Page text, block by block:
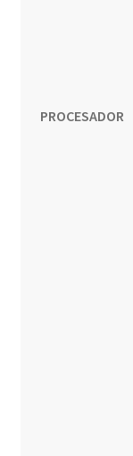
PROCESADOR